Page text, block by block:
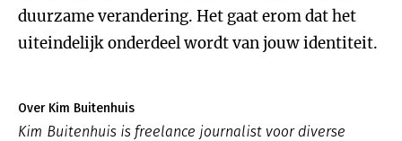
duurzame verandering. Het gaat erom dat het
uiteindelijk onderdeel wordt van jouw identiteit.
Over Kim Buitenhuis
Kim Buitenhuis is freelance journalist voor diverse